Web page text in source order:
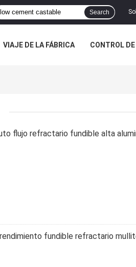
Search
VIAJE DE LA FÁBRICA CONTROL
flujo refractario fundible alta
fundible refractario